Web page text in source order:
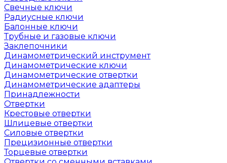
Свечные ключи
Радиусные ключи
Балонные ключи
Трубные и газовые ключи
Заклепочники
Динамометрический инструмент
Динамометрические ключи
Динамометрические отвертки
Динамометрические адаптеры
Принадлежности
Отвертки
Крестовые отвертки
Шлицевые отвертки
Силовые отвертки
Прецизионные отвертки
Торцевые отвертки